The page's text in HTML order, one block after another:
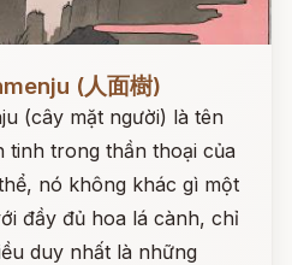
(人面樹)
(cây mặt người) là tên
tinh trong thần thoại của
nó không khác gì một
đầy đủ hoa lá cành, chỉ
duy nhất là những